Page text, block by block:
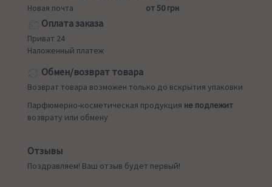
Новая почта от 50 грн
Оплата заказа
Приват 24
Наложенный платеж
Обмен/возврат товара
Возврат товара возможен только до вскрытия упаковки
Парфюмерно-косметическая продукция не подлежит
возврату или обмену
Отзывы
Поздравляем! Ваш отзыв будет первый!